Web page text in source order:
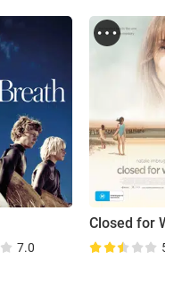
7.0
Closed for
5.3